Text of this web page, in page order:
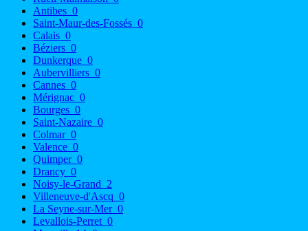
Antibes 0
Saint-Maur-des-Fossés 0
Calais 0
Béziers 0
Dunkerque 0
Aubervilliers 0
Cannes 0
Mérignac 0
Bourges 0
Saint-Nazaire 0
Colmar 0
Valence 0
Quimper 0
Drancy 0
Noisy-le-Grand 2
Villeneuve-d'Ascq 0
La Seyne-sur-Mer 0
Levallois-Perret 0